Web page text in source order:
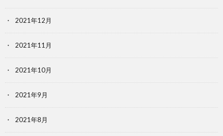
2021年12月
2021年11月
2021年10月
2021年9月
2021年8月